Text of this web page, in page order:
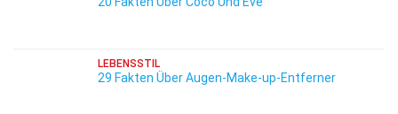
LEBENSSTIL
29 Fakten Über Augen-Make-up-Entferner